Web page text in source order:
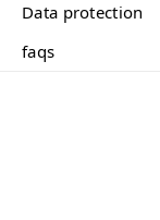
Data protection
faqs